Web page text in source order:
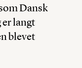
Dansk
langt
blevet